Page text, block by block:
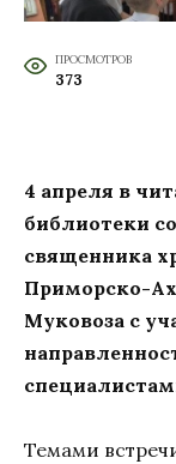
ПРОСМОТРОВ
373
4 апреля в
библиотеки
священника
Приморско-
Муковоза с
Темами